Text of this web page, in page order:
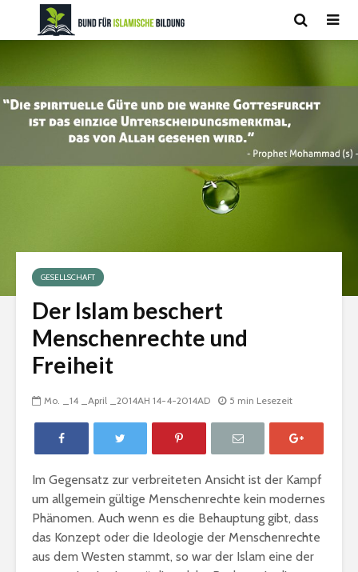
GESELLSCHAFT
Der Islam beschert
Menschenrechte und
Freiheit
Mo. _14 _April _2014AH 14-4-2014AD 5 min Lesezeit
Im Gegensatz zur verbreiteten Ansicht ist der Kampf
um allgemein gültige Menschenrechte kein modernes
Phänomen. Auch wenn es die Behauptung gibt, dass
das Konzept oder die Ideologie der Menschenrechte
aus dem Westen stammt, so war der Islam eine der